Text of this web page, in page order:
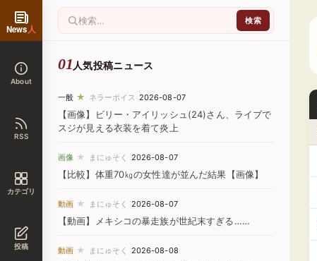
News人
About
RSS
カテゴリ
投稿
人気投稿ニュース
一般 ★ ネラーボイス 2026-08-07
【画像】ビリー・アイリッシュ(24)さん、ライブで
スジが見える衣装を着て炎上
画像 ★ まにゅそく 2026-08-07
【比較】体重70㎏の女性達が並んだ結果【画像】
動画 ★ まにゅそく 2026-08-07
【動画】メキシコの暴走族が世紀末すぎる……
動画 ★ まにゅそく 2026-08-08